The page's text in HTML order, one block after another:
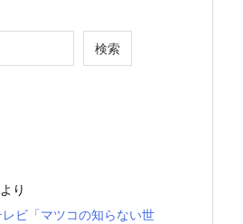
検索
より
レビ「マツコの知らない世